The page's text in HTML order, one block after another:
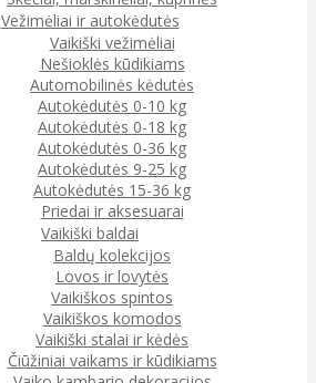
Vežimėliai ir autokėdutės
Vaikiški vežimėliai
Nešioklės kūdikiams
Automobilinės kėdutės
Autokėdutės 0-10 kg
Autokėdutės 0-18 kg
Autokėdutės 0-36 kg
Autokėdutės 9-25 kg
Autokėdutės 15-36 kg
Priedai ir aksesuarai
Vaikiški baldai
Baldų kolekcijos
Lovos ir lovytės
Vaikiškos spintos
Vaikiškos komodos
Vaikiški stalai ir kėdės
Čiūžiniai vaikams ir kūdikiams